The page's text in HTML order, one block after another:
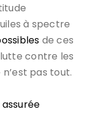
à spectre
de ces
contre les
pas tout.